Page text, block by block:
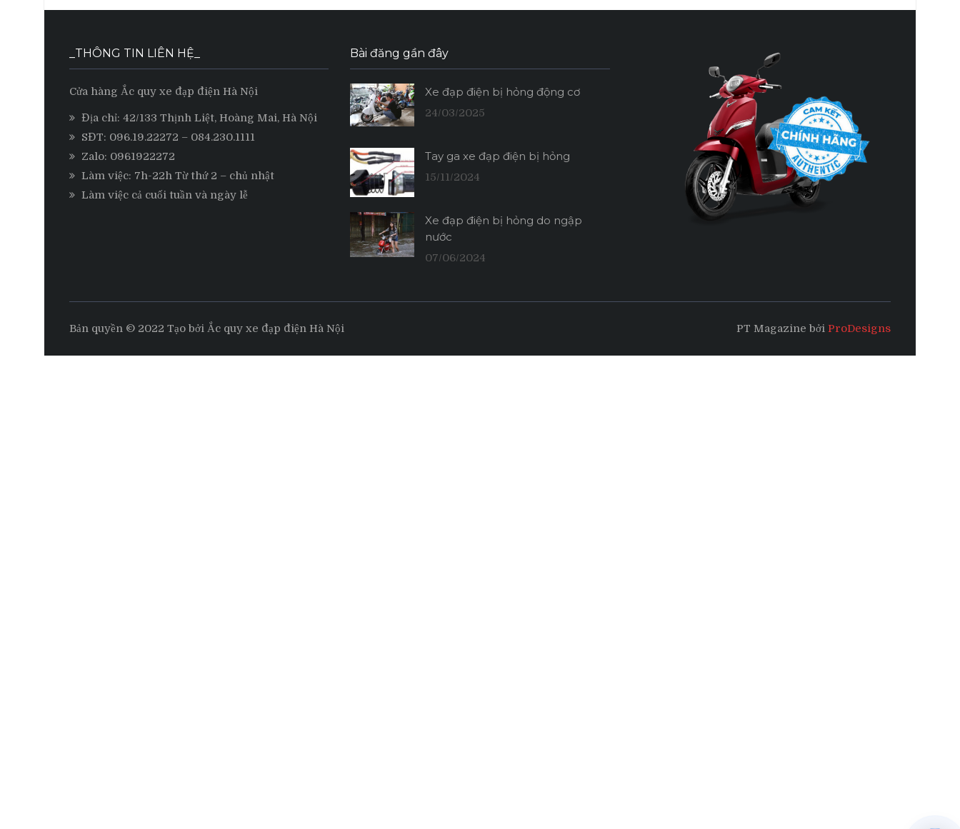
_THÔNG TIN LIÊN HỆ_
Cửa hàng Ắc quy xe đạp điện Hà Nội
Địa chỉ: 42/133 Thịnh Liệt, Hoàng Mai, Hà Nội
SĐT: 096.19.22272 – 084.230.1111
Zalo: 0961922272
Làm việc: 7h-22h Từ thứ 2 – chủ nhật
Làm việc cả cuối tuần và ngày lễ
Bài đăng gần đây
Xe đạp điện bị hỏng động cơ
24/03/2025
Tay ga xe đạp điện bị hỏng
15/11/2024
Xe đạp điện bị hỏng do ngập
nước
07/06/2024
Bản quyền © 2022 Tạo bởi Ắc quy xe đạp điện Hà Nội PT Magazine bởi ProDesigns